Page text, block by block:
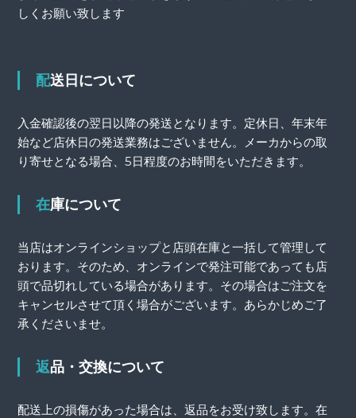
しくお願い致します
配送日について
入金確認後の翌日以降の発送となります。定休日、年末年
始など店休日の発送業務はございません。メーカからの取
り寄せとなる場合、5日程度のお時間をいただきます。
在庫について
当店はオンラインショップと店頭在庫と一括して管理して
おります。そのため、オンラインで発注可能であっても店
頭で品切れしている場合があります。その場合はご注文を
キャンセルさせて頂く場合がございます。あらかじめご了
承くださいませ。
返品・交換について
配送上の損傷があった場合は、返品をお受け致します。在